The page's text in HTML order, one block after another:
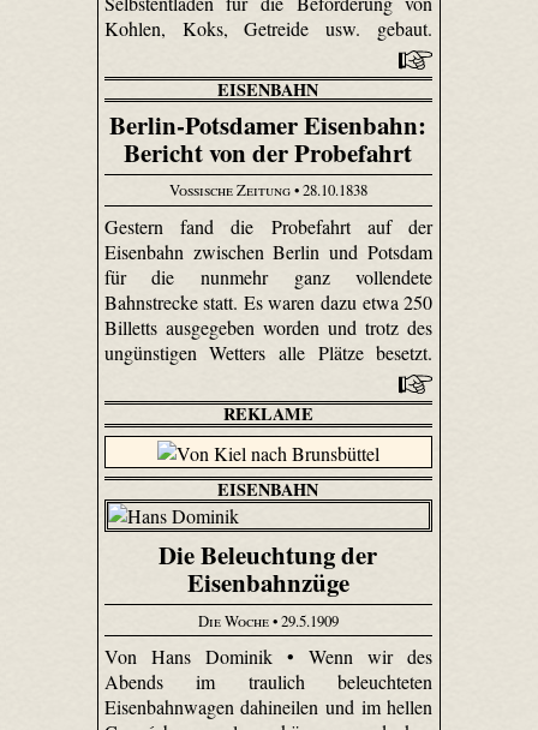
Kohlen, Koks, Getreide usw. gebaut.
EISENBAHN
Berlin-Potsdamer Eisenbahn:
Bericht von der Probefahrt
Vossische Zeitung• 28.10.1838
Gestern fand die Probefahrt auf der
Eisenbahn zwischen Berlin und Potsdam
für die nunmehr ganz vollendete
Bahnstrecke statt. Es waren dazu etwa 250
Billetts ausgegeben worden und trotz des
ungünstigen Wetters alle Plätze besetzt.
REKLAME
EISENBAHN
Die Beleuchtung der
Eisenbahnzüge
Die Woche• 29.5.1909
Von Hans Dominik • Wenn wir des
Abends im traulich beleuchteten
Eisenbahnwagen dahineilen und im hellen